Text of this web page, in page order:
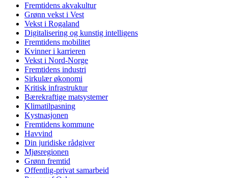
Fremtidens akvakultur
Grønn vekst i Vest
Vekst i Rogaland
Digitalisering og kunstig intelligens
Fremtidens mobilitet
Kvinner i karrieren
Vekst i Nord-Norge
Fremtidens industri
Sirkulær økonomi
Kritisk infrastruktur
Bærekraftige matsystemer
Klimatilpasning
Kystnasjonen
Fremtidens kommune
Havvind
Din juridiske rådgiver
Mjøsregionen
Grønn fremtid
Offentlig-privat samarbeid